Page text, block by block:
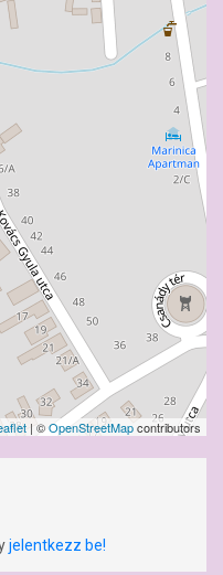
| ©OpenStreetMapcontributors
jelentkezz be!